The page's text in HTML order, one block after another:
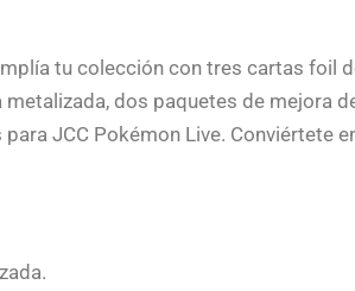
tu colección con tres cartas foil
metalizada, dos paquetes de mejora
JCC Pokémon Live. Conviértete